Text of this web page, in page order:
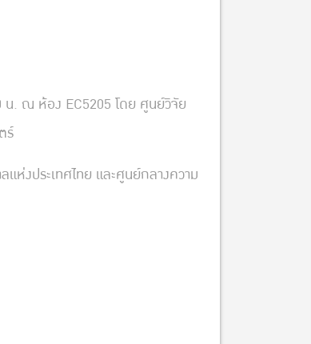
น. ณ ห้อง EC5205 โดย ศูนย์วิจัย
ร์
ห่งประเทศไทย และศูนย์กลางความ